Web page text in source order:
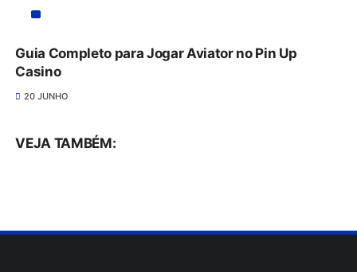
Guia Completo para Jogar Aviator no Pin Up
Casino
20 JUNHO
VEJA TAMBÉM: